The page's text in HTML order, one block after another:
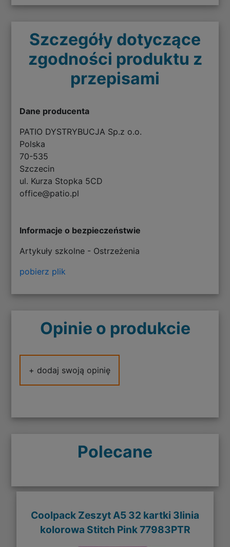
Szczegóły dotyczące
zgodności produktu z
przepisami
Dane producenta
PATIO DYSTRYBUCJA Sp.z o.o.
Polska
70-535
Szczecin
ul. Kurza Stopka 5CD
office@patio.pl
Informacje o bezpieczeństwie
Artykuły szkolne - Ostrzeżenia
pobierz plik
Opinie o produkcie
+ dodaj swoją opinię
Polecane
Coolpack Zeszyt A5 32 kartki 3linia
kolorowa Stitch Pink 77983PTR